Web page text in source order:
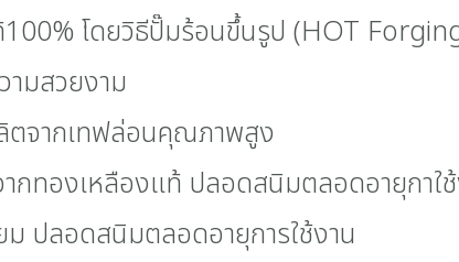
โดยวิธีปั๊มร้อนขึ้นรูป (HOT
ามสวยงาม
จากเทฟล่อนคุณภาพสูง
กทองเหลืองแท้ ปลอดสนิมตลอดอายุกาใ
ปลอดสนิมตลอดอายุการใช้งาน